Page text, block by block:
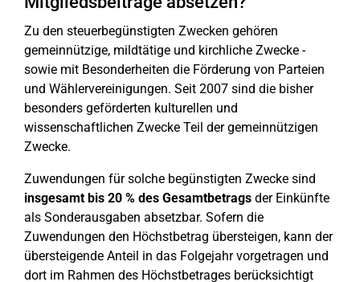
Zu den steuerbegünstigten Zwecken gehören
gemeinnützige, mildtätige und kirchliche Zwecke -
sowie mit Besonderheiten die Förderung von Parteien
und Wählervereinigungen. Seit 2007 sind die bisher
besonders geförderten kulturellen und
wissenschaftlichen Zwecke Teil der gemeinnützigen
Zwecke.
Zuwendungen für solche begünstigten Zwecke sind
insgesamt bis 20 % des Gesamtbetrags der Einkünfte
als Sonderausgaben absetzbar. Sofern die
Zuwendungen den Höchstbetrag übersteigen, kann der
übersteigende Anteil in das Folgejahr vorgetragen und
dort im Rahmen des Höchstbetrages berücksichtigt